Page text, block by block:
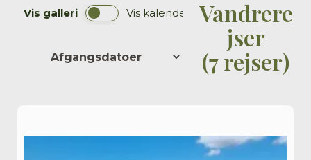
Vis galleri Vis kalender
Vandrere
jser
(7 rejser)